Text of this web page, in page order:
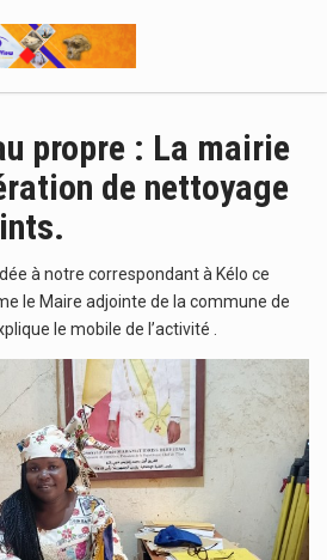
propre : La mairie
de nettoyage
à notre correspondant à Kélo ce
le Maire adjointe de la commune de
le mobile de l’activité .